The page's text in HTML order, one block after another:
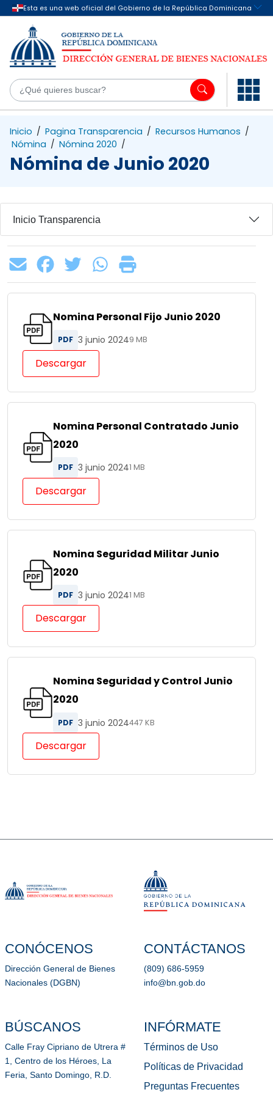
Saltar al contenido principal
Inicio / Pagina Transparencia / Recursos Humanos /
Nómina / Nómina 2020 /
Nómina de Junio 2020
Inicio Transparencia
Nomina Personal Fijo Junio 2020
PDF 3 junio 20249 MB
Descargar
Nomina Personal Contratado Junio
2020
PDF 3 junio 20241 MB
Descargar
Nomina Seguridad Militar Junio
2020
PDF 3 junio 20241 MB
Descargar
Nomina Seguridad y Control Junio
2020
PDF 3 junio 2024447 KB
Descargar
CONÓCENOS
Dirección General de Bienes
Nacionales (DGBN)
BÚSCANOS
Calle Fray Cipriano de Utrera #
1, Centro de los Héroes, La
Feria, Santo Domingo, R.D.
CONTÁCTANOS
(809) 686-5959
info@bn.gob.do
INFÓRMATE
Términos de Uso
Políticas de Privacidad
Preguntas Frecuentes